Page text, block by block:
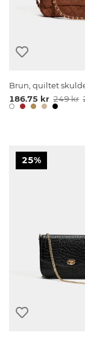
Brun, quiltet
186.75 kr 249 kr
25%